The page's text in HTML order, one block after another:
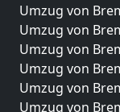
Umzug von
Umzug von
Umzug von
Umzug von
Umzug von
Umzug von